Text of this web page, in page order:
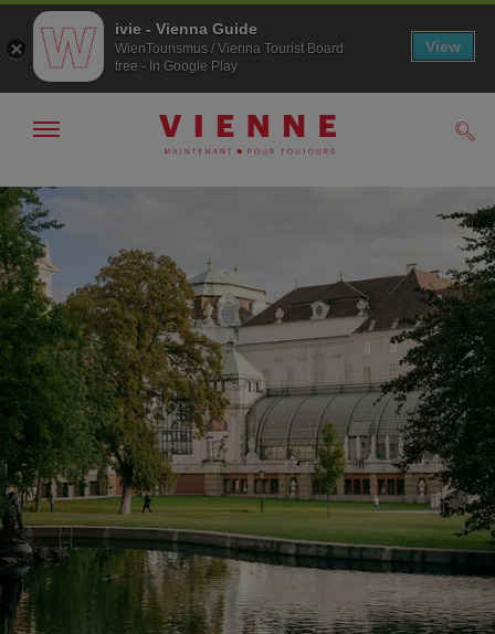
Navigation
Contenu
Afficher
la
ivie - Vienna Guide
WienTourismus / Vienna Tourist Board
free - In Google Play
View